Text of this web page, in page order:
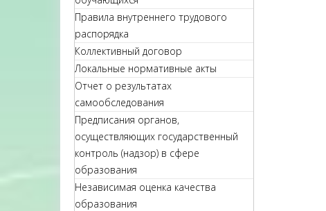
Правила внутреннего трудового
распорядка
Коллективный договор
Локальные нормативные акты
Отчет о результатах
самообследования
Предписания органов,
осуществляющих государственный
контроль (надзор) в сфере
образования
Независимая оценка качества
образования